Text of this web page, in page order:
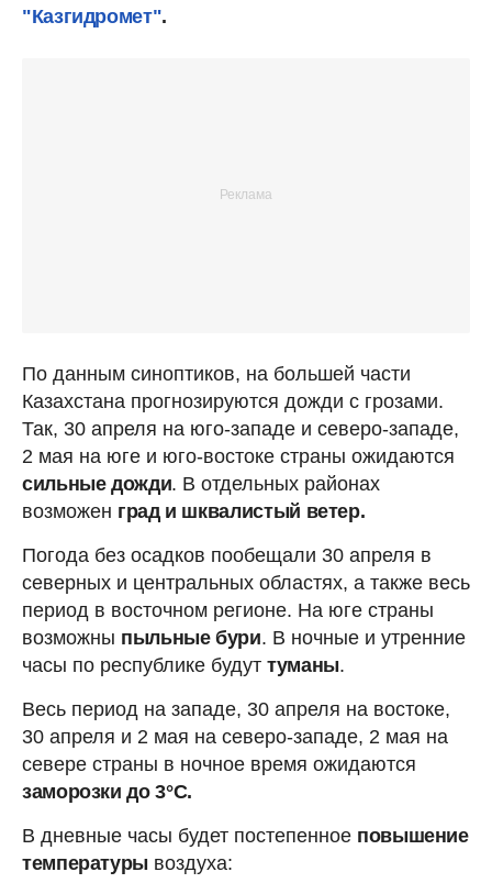
"Казгидромет".
По данным синоптиков, на большей части
Казахстана прогнозируются дожди с грозами.
Так, 30 апреля на юго-западе и северо-западе,
2 мая на юге и юго-востоке страны ожидаются
сильные дожди. В отдельных районах
возможен град и шквалистый ветер.
Погода без осадков пообещали 30 апреля в
северных и центральных областях, а также весь
период в восточном регионе. На юге страны
возможны пыльные бури. В ночные и утренние
часы по республике будут туманы.
Весь период на западе, 30 апреля на востоке,
30 апреля и 2 мая на северо-западе, 2 мая на
севере страны в ночное время ожидаются
заморозки до 3°C.
В дневные часы будет постепенное повышение
температуры воздуха: